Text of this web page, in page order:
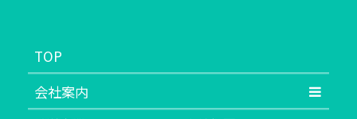
TOP
会社案内